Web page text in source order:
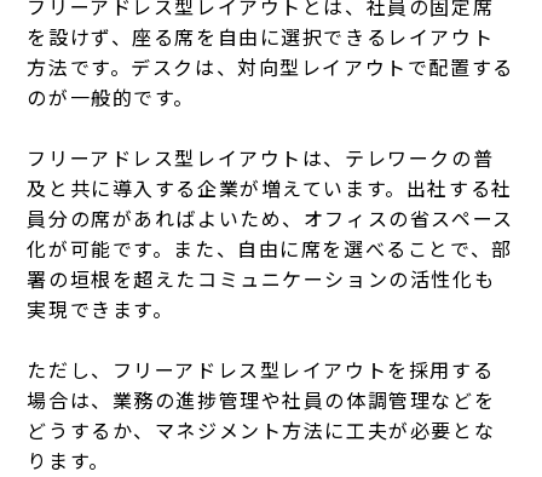
フリーアドレス型レイアウトとは、社員の固定席
を設けず、座る席を自由に選択できるレイアウト
方法です。デスクは、対向型レイアウトで配置する
のが一般的です。
フリーアドレス型レイアウトは、テレワークの普
及と共に導入する企業が増えています。出社する社
員分の席があればよいため、オフィスの省スペース
化が可能です。また、自由に席を選べることで、部
署の垣根を超えたコミュニケーションの活性化も
実現できます。
ただし、フリーアドレス型レイアウトを採用する
場合は、業務の進捗管理や社員の体調管理などを
どうするか、マネジメント方法に工夫が必要とな
ります。